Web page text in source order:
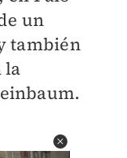
un
también
la